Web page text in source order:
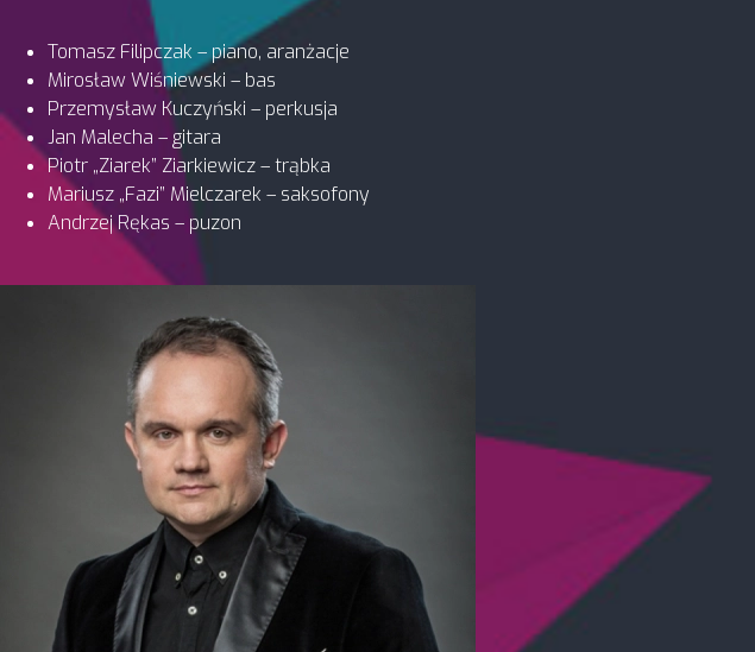
Tomasz Filipczak – piano, aranżacje
Mirosław Wiśniewski – bas
Przemysław Kuczyński – perkusja
Jan Malecha – gitara
Piotr „Ziarek” Ziarkiewicz – trąbka
Mariusz „Fazi” Mielczarek – saksofony
Andrzej Rękas – puzon